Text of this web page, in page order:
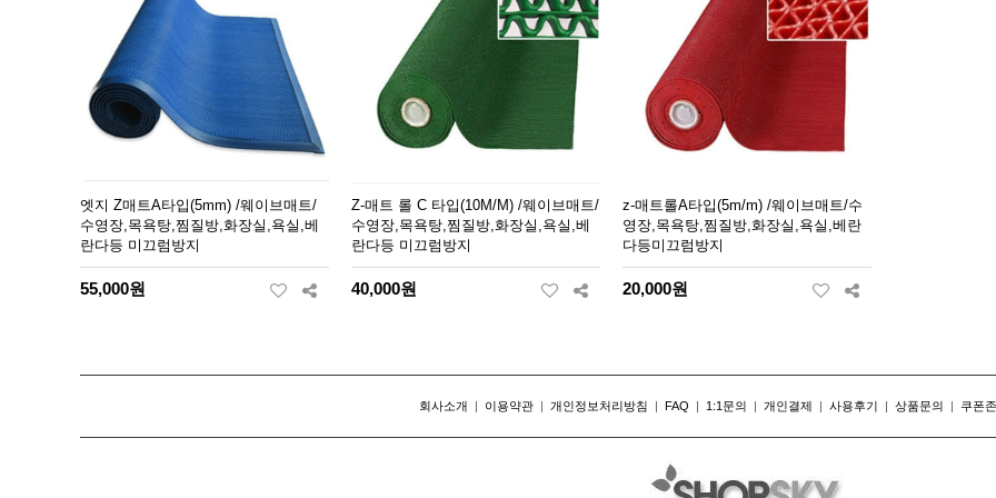
엣지 Z매트A타입(5mm) /웨이브매트/
수영장,목욕탕,찜질방,화장실,욕실,베
란다등 미끄럼방지
55,000원
Z-매트 롤 C 타입(10M/M) /웨이브매트/
수영장,목욕탕,찜질방,화장실,욕실,베
란다등 미끄럼방지
40,000원
z-매트롤A타입(5m/m) /웨이브매트/수
영장,목욕탕,찜질방,화장실,욕실,베란
다등미끄럼방지
20,000원
회사소개 | 이용약관 | 개인정보처리방침 | FAQ | 1:1문의 | 개인결제 | 사용후기 | 상품문의 | 쿠폰존